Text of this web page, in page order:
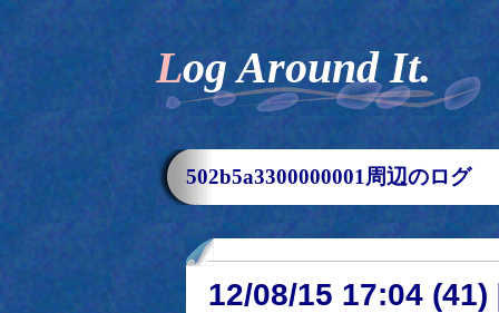
Log Around It.
502b5a3300000001周辺のログ
12/08/15 17:04 (41)